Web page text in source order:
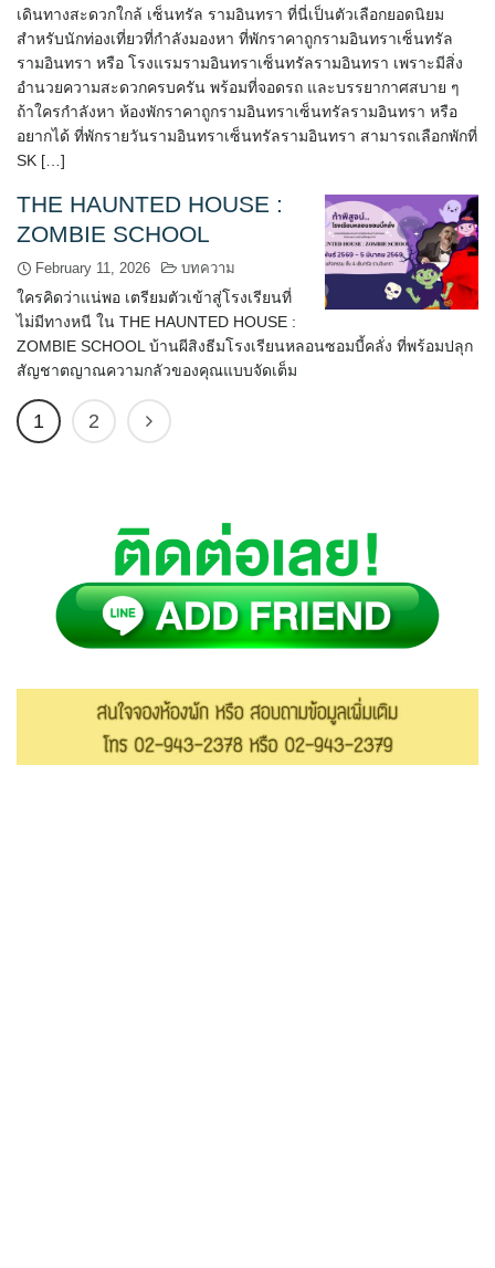
เดินทางสะดวกใกล้ เซ็นทรัล รามอินทรา ที่นี่เป็นตัวเลือกยอดนิยม
สำหรับนักท่องเที่ยวที่กำลังมองหา ที่พักราคาถูกรามอินทราเซ็นทรัล
รามอินทรา หรือ โรงแรมรามอินทราเซ็นทรัลรามอินทรา เพราะมีสิ่ง
อำนวยความสะดวกครบครัน พร้อมที่จอดรถ และบรรยากาศสบาย ๆ
ถ้าใครกำลังหา ห้องพักราคาถูกรามอินทราเซ็นทรัลรามอินทรา หรือ
อยากได้ ที่พักรายวันรามอินทราเซ็นทรัลรามอินทรา สามารถเลือกพักที่
SK […]
THE HAUNTED HOUSE :
ZOMBIE SCHOOL
February 11, 2026 บทความ
ใครคิดว่าแน่พอ เตรียมตัวเข้าสู่โรงเรียนที่
ไม่มีทางหนี ใน THE HAUNTED HOUSE :
ZOMBIE SCHOOL บ้านผีสิงธีมโรงเรียนหลอนซอมบี้คลั่ง ที่พร้อมปลุก
สัญชาตญาณความกลัวของคุณแบบจัดเต็ม
1 2